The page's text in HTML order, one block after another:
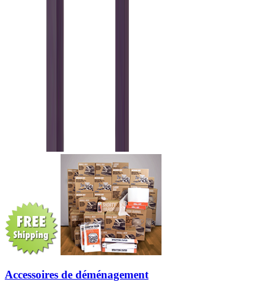
Accessoires de déménagement